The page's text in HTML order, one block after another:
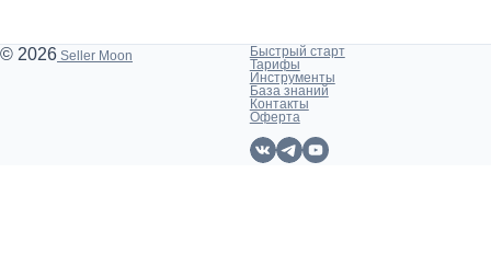
© 2026 Seller Moon
Быстрый старт
Тарифы
Инструменты
База знаний
Контакты
Оферта